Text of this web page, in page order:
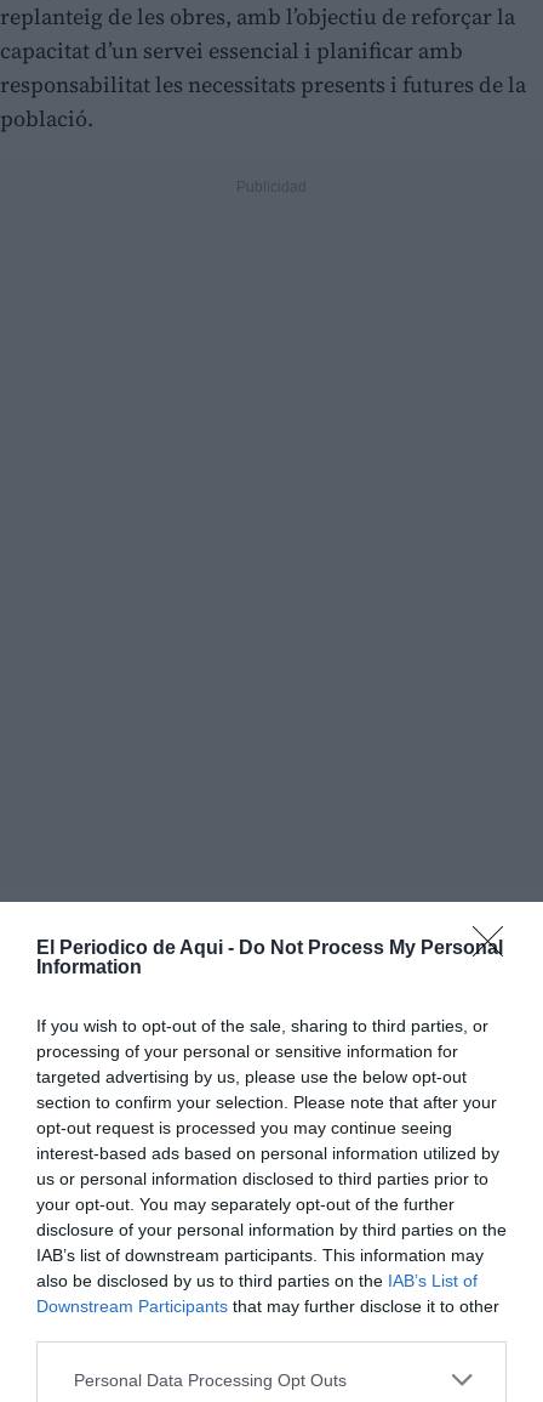
El Periodico de Aqui - Do Not Process My Personal
Information
If you wish to opt-out of the sale, sharing to third parties, or
processing of your personal or sensitive information for
targeted advertising by us, please use the below opt-out
section to confirm your selection. Please note that after your
opt-out request is processed you may continue seeing
interest-based ads based on personal information utilized by
us or personal information disclosed to third parties prior to
your opt-out. You may separately opt-out of the further
disclosure of your personal information by third parties on the
IAB’s list of downstream participants. This information may
also be disclosed by us to third parties on the IAB’s List of
Downstream Participants that may further disclose it to other
Personal Data Processing Opt Outs
replanteig de les obres, amb l’objectiu de reforçar la
capacitat d’un servei essencial i planificar amb
responsabilitat les necessitats presents i futures de la
població.
El projecte, segons recull la documentació, respon a
l’evolució demogràfica del municipi i a la progressiva
en els darrers anys ha obligat a realitzar actuacions
puntuals d’ampliació i adequació però que ara
requereix una intervenció global que permeta
garantir disponibilitat suficient i millorar les
condicions generals del recinte.
Així, el Cementeri Municipal sumarà 144 nous nínxols
amb l'ampliació de les illes 2, 3 i 4; 30 nínxols
addicionals en el panteó vertical i 300 columbaris
En total, es preveu habilitar 506 nous nínxols per a